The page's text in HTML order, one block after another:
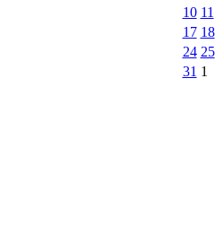
10 11
17 18
24 25
31 1